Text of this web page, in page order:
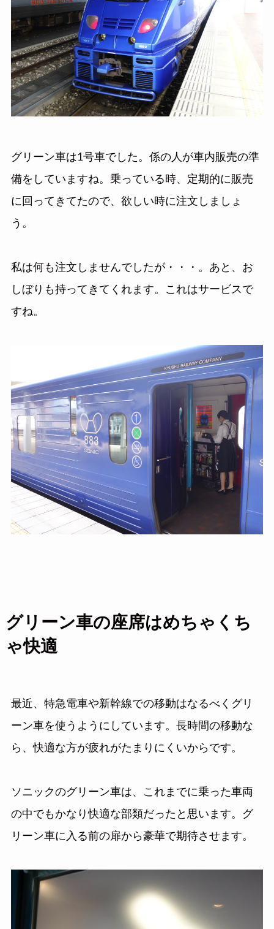
グリーン車は1号車でした。係の人が車内販売の準
備をしていますね。乗っている時、定期的に販売
に回ってきてたので、欲しい時に注文しましょ
う。
私は何も注文しませんでしたが・・・。あと、お
しぼりも持ってきてくれます。これはサービスで
すね。
グリーン車の座席はめちゃくち
ゃ快適
最近、特急電車や新幹線での移動はなるべくグリ
ーン車を使うようにしています。長時間の移動な
ら、快適な方が疲れがたまりにくいからです。
ソニックのグリーン車は、これまでに乗った車両
の中でもかなり快適な部類だったと思います。グ
リーン車に入る前の扉から豪華で期待させます。